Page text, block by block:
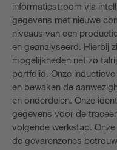
informatiestroom via
gegevens met nieuwe
niveaus van een
en geanalyseerd. Hierbij
mogelijkheden net zo
portfolio. Onze
en bewaken de
en onderdelen. Onze
gegevens voor de
volgende werkstap.
de gevarenzones